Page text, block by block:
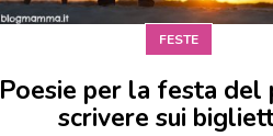
FESTE
Poesie per la festa del
scrivere sui